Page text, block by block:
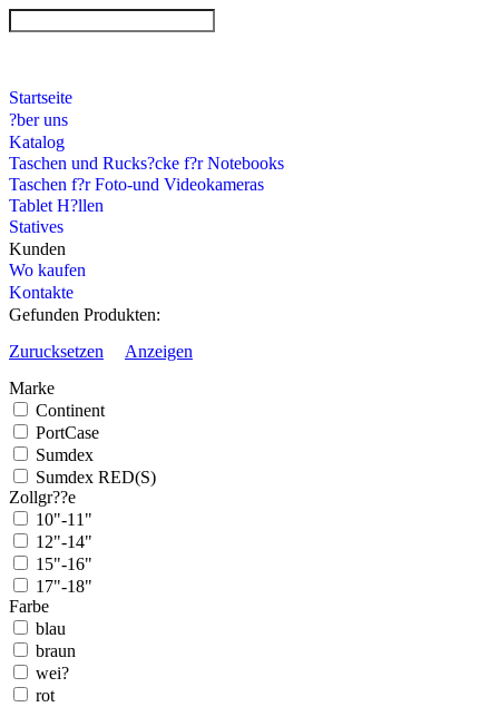
Startseite
?ber uns
Katalog
Taschen und Rucks?cke f?r Notebooks
Taschen f?r Foto-und Videokameras
Tablet H?llen
Statives
Kunden
Wo kaufen
Kontakte
Gefunden Produkten:
Zurucksetzen
Anzeigen
Marke
Continent
PortCase
Sumdex
Sumdex RED(S)
Zollgr??e
10"-11"
12"-14"
15"-16"
17"-18"
Farbe
blau
braun
wei?
rot